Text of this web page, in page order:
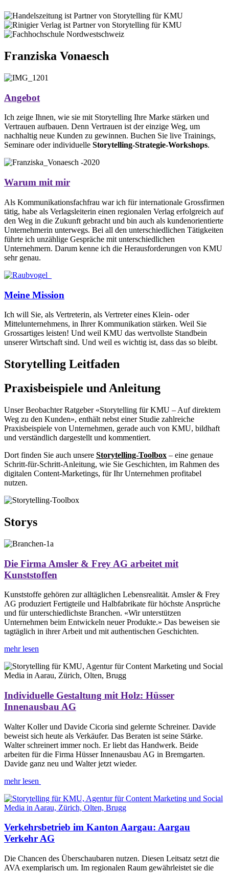
Franziska Vonaesch
Angebot
Ich zeige Ihnen, wie sie mit Storytelling Ihre Marke stärken und
Vertrauen aufbauen. Denn Vertrauen ist der einzige Weg, um
nachhaltig neue Kunden zu gewinnen. Buchen Sie live Trainings,
Seminare oder individuelle Storytelling-Strategie-Workshops.
Warum mit mir
Als Kommunikationsfachfrau war ich für internationale Grossfirmen
tätig, habe als Verlagsleiterin einen regionalen Verlag erfolgreich auf
den Weg in die Zukunft gebracht und bin auch als kundenorientierte
Unternehmerin unterwegs. Bei all den unterschiedlichen Tätigkeiten
führte ich unzählige Gespräche mit unterschiedlichen
Unternehmern. Darum kenne ich die Herausforderungen von KMU
sehr genau.
Meine Mission
Ich will Sie, als Vertreterin, als Vertreter eines Klein- oder
Mittelunternehmens, in Ihrer Kommunikation stärken. Weil Sie
Grossartiges leisten! Und weil KMU das wertvollste Standbein
unserer Wirtschaft sind. Und weil es wichtig ist, dass das so bleibt.
Storytelling Leitfaden
Praxisbeispiele und Anleitung
Unser Beobachter Ratgeber «Storytelling für KMU – Auf direktem
Weg zu den Kunden», enthält nebst einer Studie zahlreiche
Praxisbeispiele von Unternehmen, gerade auch von KMU, bildhaft
und verständlich dargestellt und kommentiert.
Dort finden Sie auch unsere Storytelling-Toolbox – eine genaue
Schritt-für-Schritt-Anleitung, wie Sie Geschichten, im Rahmen des
digitalen Content-Marketings, für Ihr Unternehmen profitabel
nutzen.
Storys
Die Firma Amsler & Frey AG arbeitet mit
Kunststoffen
Kunststoffe gehören zur alltäglichen Lebensrealität. Amsler & Frey
AG produziert Fertigteile und Halbfabrikate für höchste Ansprüche
und für unterschiedlichste Branchen. «Wir unterstützen
Unternehmen beim Entwickeln neuer Produkte.» Das beweisen sie
tagtäglich in ihrer Arbeit und mit authentischen Geschichten.
mehr lesen
Individuelle Gestaltung mit Holz: Hüsser
Innenausbau AG
Walter Koller und Davide Cicoria sind gelernte Schreiner. Davide
beweist sich heute als Verkäufer. Das Beraten ist seine Stärke.
Walter schreinert immer noch. Er liebt das Handwerk. Beide
arbeiten für die Firma Hüsser Innenausbau AG in Bremgarten.
Davide ganz neu und Walter jetzt wieder.
mehr lesen
Verkehrsbetrieb im Kanton Aargau: Aargau
Verkehr AG
Die Chancen des Überschaubaren nutzen. Diesen Leitsatz setzt die
AVA exemplarisch um. Im regionalen Raum gewährleistet sie die